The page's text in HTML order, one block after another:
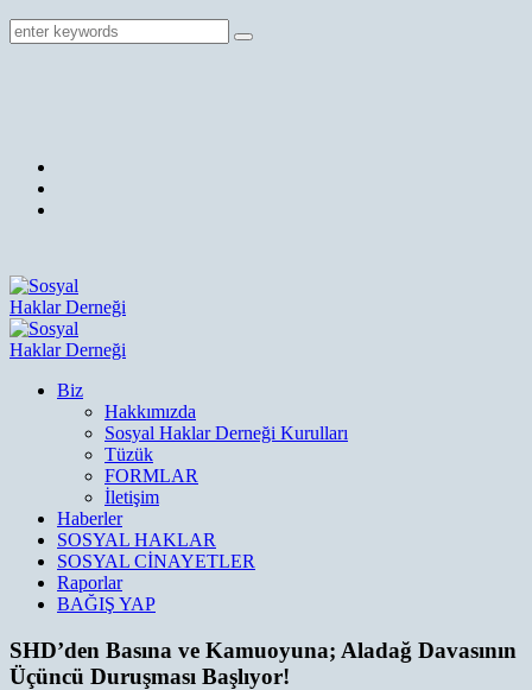
Biz
Hakkımızda
Sosyal Haklar Derneği Kurulları
Tüzük
FORMLAR
İletişim
Haberler
SOSYAL HAKLAR
SOSYAL CİNAYETLER
Raporlar
BAĞIŞ YAP
SHD’den Basına ve Kamuoyuna; Aladağ Davasının
Üçüncü Duruşması Başlıyor!